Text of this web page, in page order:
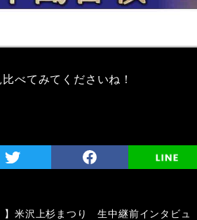
べてみてくださいね！
】米沢上杉まつり 生中継前インタビュ